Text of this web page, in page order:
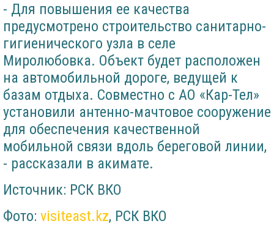
- Для повышения ее качества
предусмотрено строительство санитарно-
гигиенического узла в селе
Миролюбовка. Объект будет расположен
на автомобильной дороге, ведущей к
базам отдыха. Совместно с АО «Кар-Тел»
установили антенно-мачтовое сооружение
для обеспечения качественной
мобильной связи вдоль береговой линии,
- рассказали в акимате.
Источник: РСК ВКО
Фото: visiteast.kz, РСК ВКО